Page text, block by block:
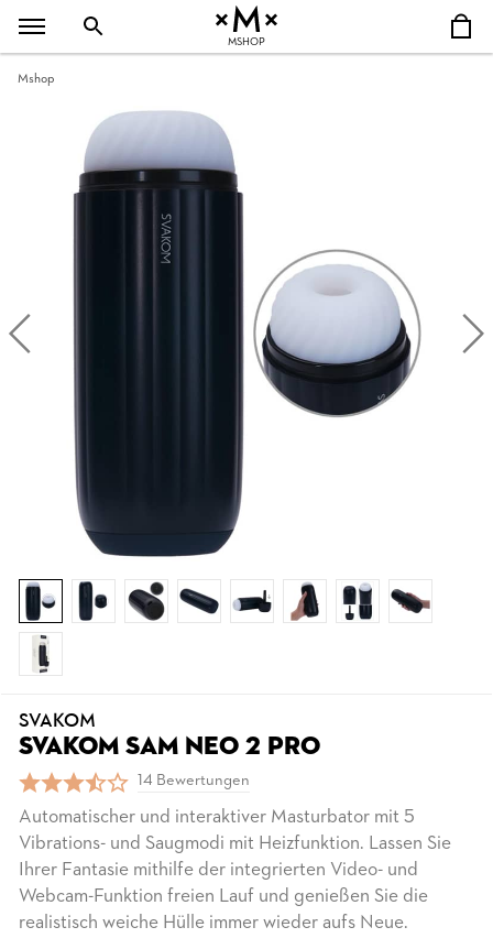
MSHOP
Mshop
SVAKOM
SVAKOM SAM NEO 2 PRO
14 Bewertungen
Automatischer und interaktiver Masturbator mit 5
Vibrations- und Saugmodi mit Heizfunktion. Lassen Sie
Ihrer Fantasie mithilfe der integrierten Video- und
Webcam-Funktion freien Lauf und genießen Sie die
realistisch weiche Hülle immer wieder aufs Neue.